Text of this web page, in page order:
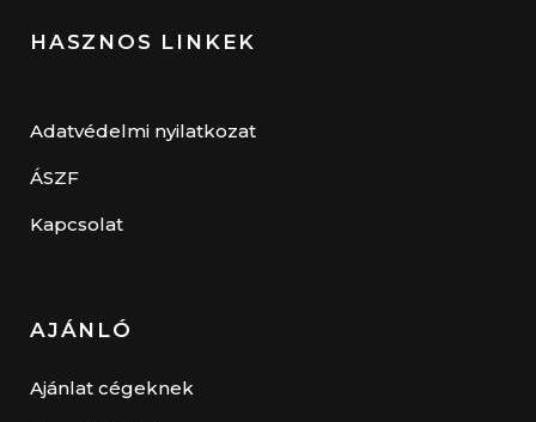
HASZNOS LINKEK
Adatvédelmi nyilatkozat
ÁSZF
Kapcsolat
AJÁNLÓ
Ajánlat cégeknek